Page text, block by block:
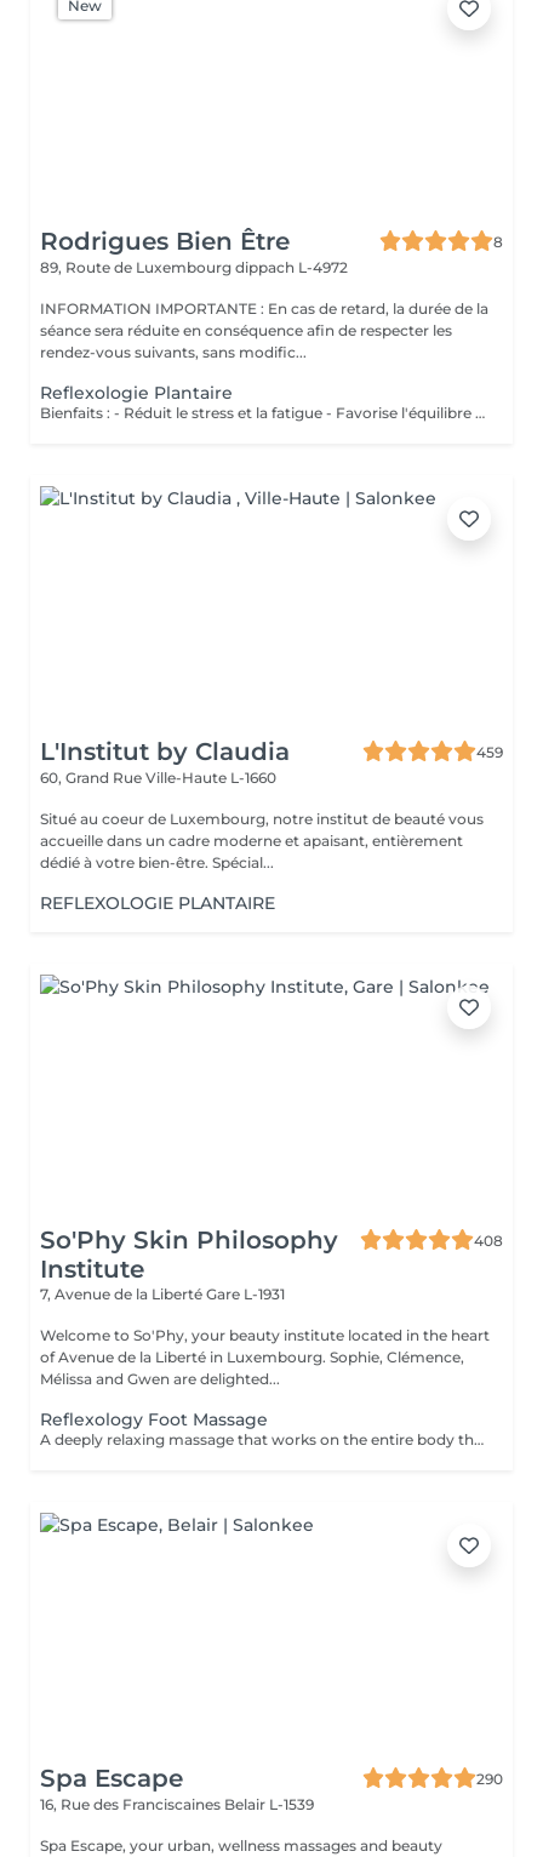
New
Rodrigues Bien Être
8
89, Route de Luxembourg dippach L-4972
INFORMATION IMPORTANTE : En cas de retard, la durée de la
séance sera réduite en conséquence afin de respecter les
rendez-vous suivants, sans modific...
Reflexologie Plantaire
Bienfaits : - Réduit le stress et la fatigue - Favorise l'équilibre du corps - Stimule les fonctions naturelles de l'organisme - Améliore le bien-être général
L'Institut by Claudia
459
60, Grand Rue Ville-Haute L-1660
Situé au coeur de Luxembourg, notre institut de beauté vous
accueille dans un cadre moderne et apaisant, entièrement
dédié à votre bien-être. Spécial...
REFLEXOLOGIE PLANTAIRE
So'Phy Skin Philosophy
Institute
408
7, Avenue de la Liberté Gare L-1931
Welcome to So'Phy, your beauty institute located in the heart
of Avenue de la Liberté in Luxembourg. Sophie, Clémence,
Mélissa and Gwen are delighted...
Reflexology Foot Massage
A deeply relaxing massage that works on the entire body through specific pressure points located on the feet. Through targeted pressure, this treatment helps release tension, stimulate the body's natural functions and promote an overall sense of balance. It provides deep relaxation, enhances the feeling of lightness and helps calm both body and mind. An ideal moment to release accumulated tension, reconnect and restore a sense of overall well-being.
Spa Escape
290
16, Rue des Franciscaines Belair L-1539
Spa Escape, your urban, wellness massages and beauty